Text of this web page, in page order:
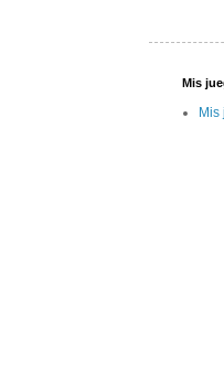
Mis
Mis